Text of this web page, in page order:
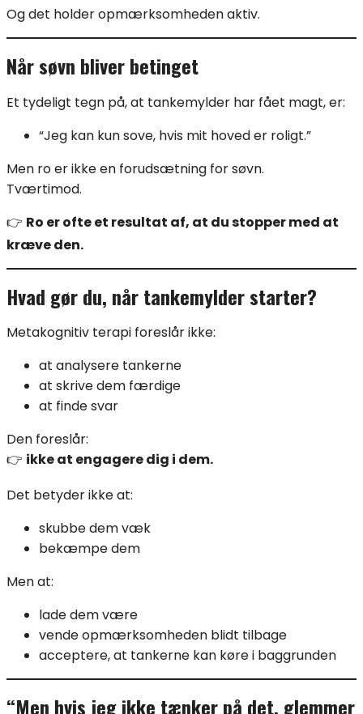
Og det holder opmærksomheden aktiv.
Når søvn bliver betinget
Et tydeligt tegn på, at tankemylder har fået magt, er:
“Jeg kan kun sove, hvis mit hoved er roligt.”
Men ro er ikke en forudsætning for søvn.
Tværtimod.
👉 Ro er ofte et resultat af, at du stopper med at
kræve den.
Hvad gør du, når tankemylder starter?
Metakognitiv terapi foreslår ikke:
at analysere tankerne
at skrive dem færdige
at finde svar
Den foreslår:
👉 ikke at engagere dig i dem.
Det betyder ikke at:
skubbe dem væk
bekæmpe dem
Men at:
lade dem være
vende opmærksomheden blidt tilbage
acceptere, at tankerne kan køre i baggrunden
“Men hvis jeg ikke tænker på det, glemmer